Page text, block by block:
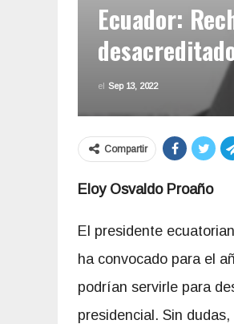
Ecuador:
el Sep 13, 2022
Compartir
Eloy Osvaldo Proaño
El presidente
ha convocado para el
podrían servirle para
presidencial. Sin